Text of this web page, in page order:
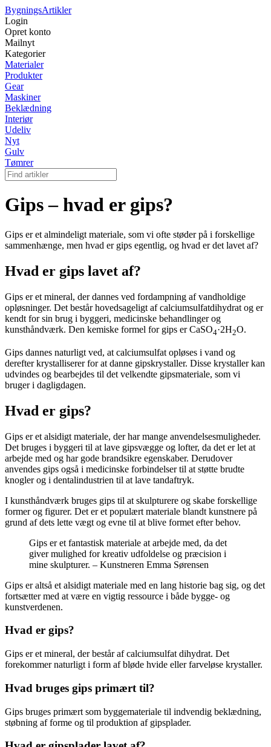
BygningsArtikler
Login
Opret konto
Mailnyt
Kategorier
Materialer
Produkter
Gear
Maskiner
Beklædning
Interiør
Udeliv
Nyt
Gulv
Tømrer
Gips – hvad er gips?
Gips er et almindeligt materiale, som vi ofte støder på i forskellige
sammenhænge, men hvad er gips egentlig, og hvad er det lavet af?
Hvad er gips lavet af?
Gips er et mineral, der dannes ved fordampning af vandholdige
opløsninger. Det består hovedsageligt af calciumsulfatdihydrat og er
kendt for sin brug i byggeri, medicinske behandlinger og
kunsthåndværk. Den kemiske formel for gips er CaSO4·2H2O.
Gips dannes naturligt ved, at calciumsulfat opløses i vand og
derefter krystalliserer for at danne gipskrystaller. Disse krystaller kan
udvindes og bearbejdes til det velkendte gipsmateriale, som vi
bruger i dagligdagen.
Hvad er gips?
Gips er et alsidigt materiale, der har mange anvendelsesmuligheder.
Det bruges i byggeri til at lave gipsvægge og lofter, da det er let at
arbejde med og har gode brandsikre egenskaber. Derudover
anvendes gips også i medicinske forbindelser til at støtte brudte
knogler og i dentalindustrien til at lave tandaftryk.
I kunsthåndværk bruges gips til at skulpturere og skabe forskellige
former og figurer. Det er et populært materiale blandt kunstnere på
grund af dets lette vægt og evne til at blive formet efter behov.
Gips er et fantastisk materiale at arbejde med, da det
giver mulighed for kreativ udfoldelse og præcision i
mine skulpturer. – Kunstneren Emma Sørensen
Gips er altså et alsidigt materiale med en lang historie bag sig, og det
fortsætter med at være en vigtig ressource i både bygge- og
kunstverdenen.
Hvad er gips?
Gips er et mineral, der består af calciumsulfat dihydrat. Det
forekommer naturligt i form af bløde hvide eller farveløse krystaller.
Hvad bruges gips primært til?
Gips bruges primært som byggemateriale til indvendig beklædning,
støbning af forme og til produktion af gipsplader.